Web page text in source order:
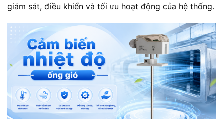
giám sát, điều khiển và tối ưu hoạt động của hệ thống.